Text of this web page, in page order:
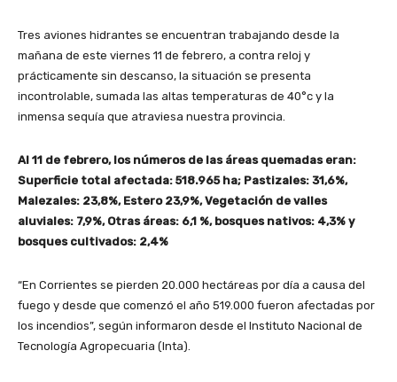
Tres aviones hidrantes se encuentran trabajando desde la
mañana de este viernes 11 de febrero, a contra reloj y
prácticamente sin descanso, la situación se presenta
incontrolable, sumada las altas temperaturas de 40°c y la
inmensa sequía que atraviesa nuestra provincia.
Al 11 de febrero, los números de las áreas quemadas eran:
Superficie total afectada: 518.965 ha; Pastizales: 31,6%,
Malezales: 23,8%, Estero 23,9%, Vegetación de valles
aluviales: 7,9%, Otras áreas: 6,1 %, bosques nativos: 4,3% y
bosques cultivados: 2,4%
“En Corrientes se pierden 20.000 hectáreas por día a causa del
fuego y desde que comenzó el año 519.000 fueron afectadas por
los incendios”, según informaron desde el Instituto Nacional de
Tecnología Agropecuaria (Inta).